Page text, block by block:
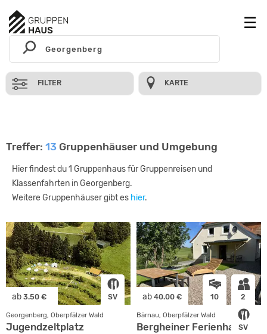
FILTER KARTE
Treffer: 13 Gruppenhäuser und Umgebung
Hier findest du 1 Gruppenhaus für Gruppenreisen und
Klassenfahrten in Georgenberg.
Weitere Gruppenhäuser gibt es hier.
ab 3.50 € SV
Georgenberg, Oberpfälzer Wald
Jugendzeltplatz
ab 40.00 € 10 2
SV
Bärnau, Oberpfälzer Wald
Bergheiner Ferienhaus